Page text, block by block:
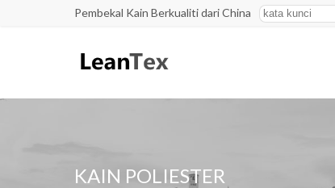
Pembekal Kain Berkualiti dari China
KAIN POLIESTER